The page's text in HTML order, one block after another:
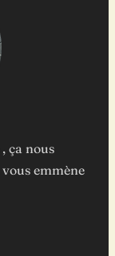
ça nous
emmène